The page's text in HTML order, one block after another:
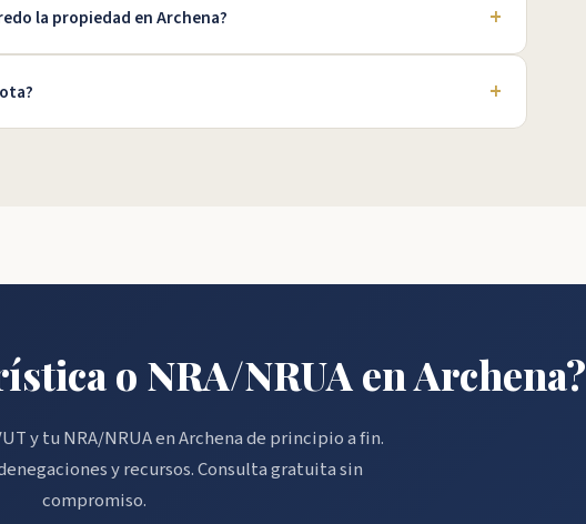
la propiedad en Archena? +
+
o NRA/NRUA en Archena?
y tu NRA/NRUA en Archena de principio a fin.
y recursos. Consulta gratuita sin
compromiso.